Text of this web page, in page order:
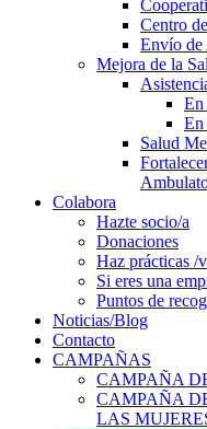
Centro
Envío de
Mejora de la
En
En
Salud
Colabora
Hazte socio/a
Donaciones
Haz prácticas /
Si eres una
Puntos de
Noticias/Blog
Contacto
CAMPAÑAS
CAMPAÑA
CAMPAÑA
LAS